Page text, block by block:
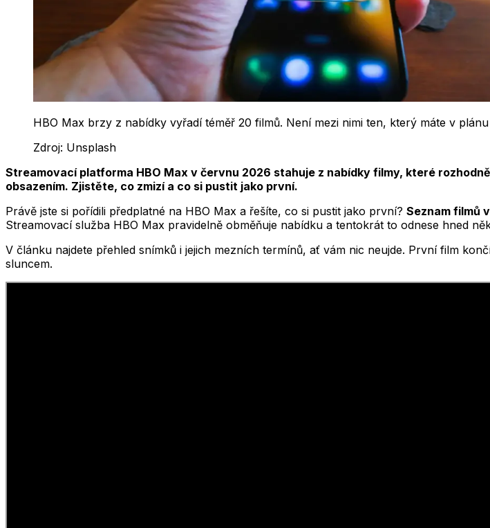
HBO Max brzy z nabídky vyřadí téměř 20 filmů. Není mezi nimi ten, který máte v plánu
Zdroj: Unsplash
Streamovací platforma HBO Max v červnu 2026 stahuje z nabídky filmy, které
obsazením. Zjistěte, co zmizí a co si pustit jako první.
Právě jste si pořídili předplatné na HBO Max a řešíte, co si pustit jako první? Seznam filmů
Streamovací služba HBO Max pravidelně obměňuje nabídku a tentokrát to odnese hned
V článku najdete přehled snímků i jejich mezních termínů, ať vám nic neujde. První film
sluncem.